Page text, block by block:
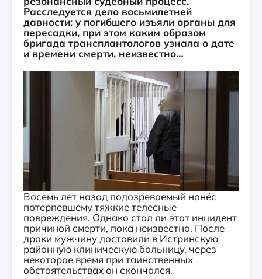
Расследуется дело восьмилетней
давности: у погибшего изъяли органы для
пересадки, при этом каким образом
бригада трансплантологов узнала о дате
и времени смерти, неизвестно…
Восемь лет назад подозреваемый нанёс
потерпевшему тяжкие телесные
повреждения. Однако стал ли этот инцидент
причиной смерти, пока неизвестно. После
драки мужчину доставили в Истринскую
районную клиническую больницу, через
некоторое время при таинственных
обстоятельствах он скончался.